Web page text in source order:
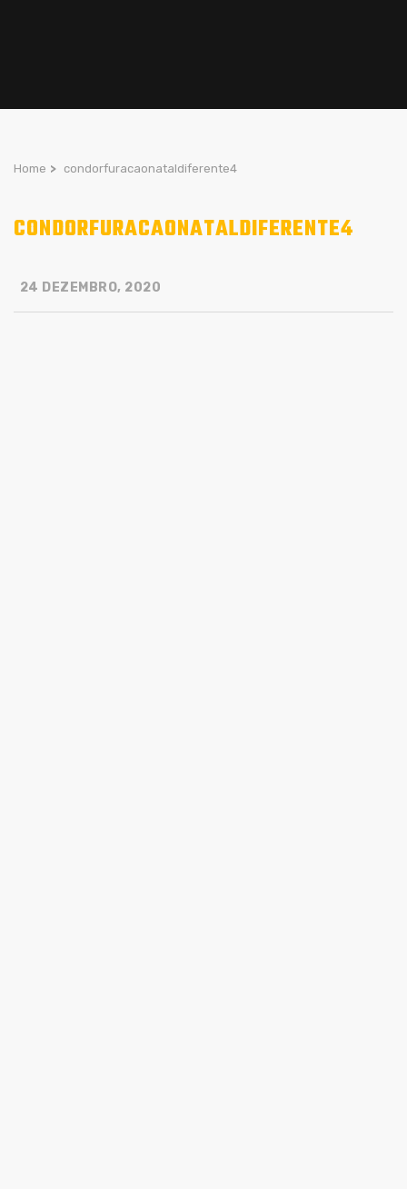
Home > condorfuracaonataldiferente4
CONDORFURACAONATALDIFERENTE4
24 DEZEMBRO, 2020